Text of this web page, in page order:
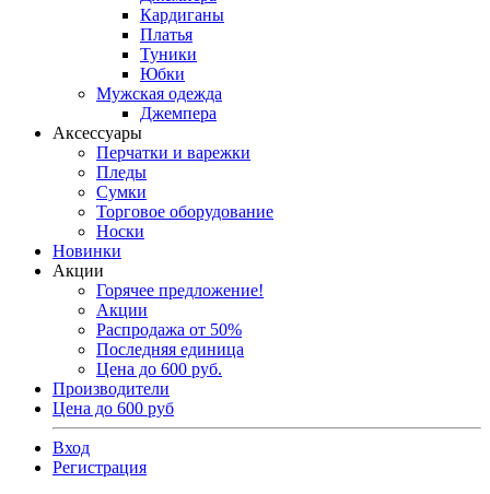
Кардиганы
Платья
Туники
Юбки
Мужская одежда
Джемпера
Аксессуары
Перчатки и варежки
Пледы
Сумки
Торговое оборудование
Носки
Новинки
Акции
Горячее предложение!
Акции
Распродажа от 50%
Последняя единица
Цена до 600 руб.
Производители
Цена до 600 руб
Вход
Регистрация